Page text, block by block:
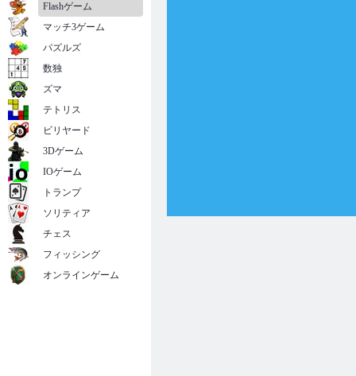
Flashゲーム
マッチ3ゲーム
パズルズ
数独
ズマ
テトリス
ビリヤード
3Dゲーム
IOゲーム
トランプ
ソリティア
チェス
フィッシング
オンラインゲーム